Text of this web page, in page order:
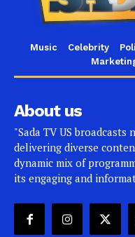
Music Celebrity
About us
"Sada TV US
delivering diverse
dynamic mix of
its engaging and